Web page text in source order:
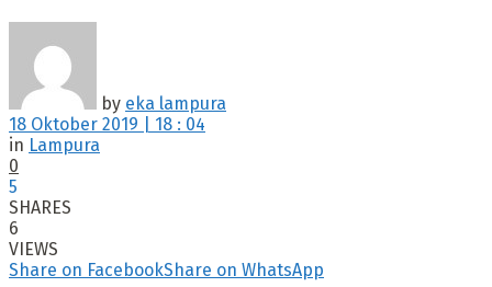
by eka lampura
18 Oktober 2019 | 18 : 04
in Lampura
0
5
SHARES
6
VIEWS
Share on FacebookShare on WhatsApp